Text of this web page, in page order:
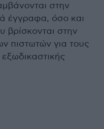
στην
έγγραφα, όσο και
στην
πιστωτών για τους